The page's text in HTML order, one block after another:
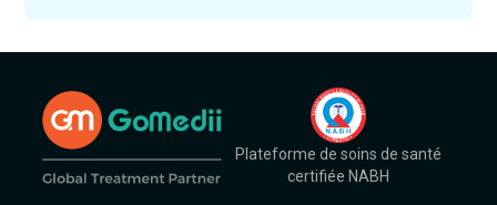
Plateforme de soins de santé
certifiée NABH